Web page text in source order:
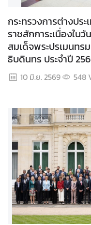
ล
ส
า
ธ
า
ร
ณ
O
I
T
ด
ต่
อ
เ
กระทรวงการต่างปร
ราชสักการะเนื่องใน
สมเด็จพระปรเมนท
ธิบดินทร ประจำปี
10 มิ.ย. 2569 548